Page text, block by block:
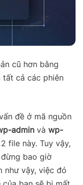
cũ hơn bằng
cả các phiên
đề ở mã nguồn
admin và wp-
file này. Tuy vậy,
bao giờ
như vậy, việc đó